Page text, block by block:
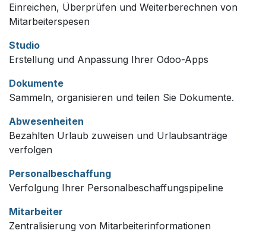
Einreichen, Überprüfen und Weiterberechnen von
Mitarbeiterspesen
Studio
Erstellung und Anpassung Ihrer Odoo-Apps
Dokumente
Sammeln, organisieren und teilen Sie Dokumente.
Abwesenheiten
Bezahlten Urlaub zuweisen und Urlaubsanträge
verfolgen
Personalbeschaffung
Verfolgung Ihrer Personalbeschaffungspipeline
Mitarbeiter
Zentralisierung von Mitarbeiterinformationen